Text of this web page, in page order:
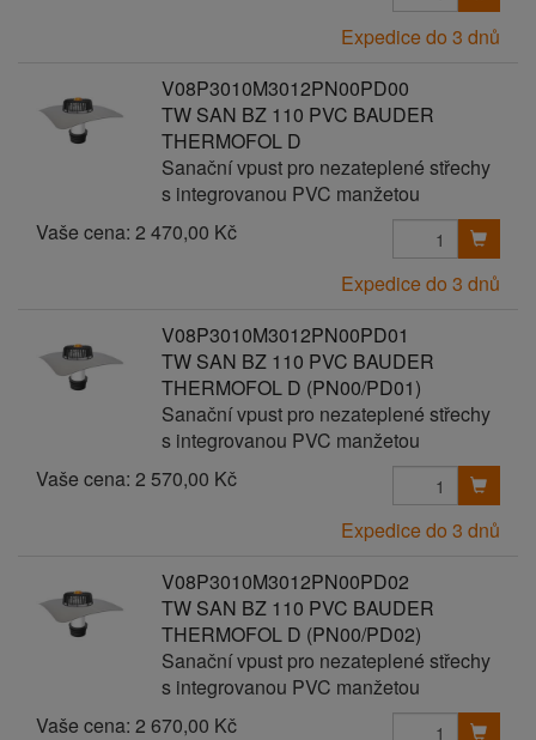
Expedice do 3 dnů
V08P3010M3012PN00PD00
TW SAN BZ 110 PVC BAUDER
THERMOFOL D
Sanační vpust pro nezateplené střechy
s integrovanou PVC manžetou
Vaše cena: 2 470,00 Kč
Expedice do 3 dnů
V08P3010M3012PN00PD01
TW SAN BZ 110 PVC BAUDER
THERMOFOL D (PN00/PD01)
Sanační vpust pro nezateplené střechy
s integrovanou PVC manžetou
Vaše cena: 2 570,00 Kč
Expedice do 3 dnů
V08P3010M3012PN00PD02
TW SAN BZ 110 PVC BAUDER
THERMOFOL D (PN00/PD02)
Sanační vpust pro nezateplené střechy
s integrovanou PVC manžetou
Vaše cena: 2 670,00 Kč